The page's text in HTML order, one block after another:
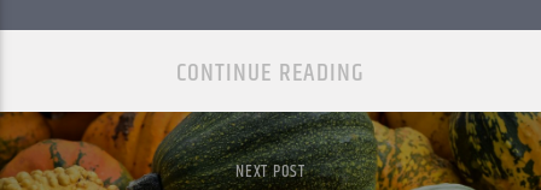
CONTINUE READING
NEXT POST